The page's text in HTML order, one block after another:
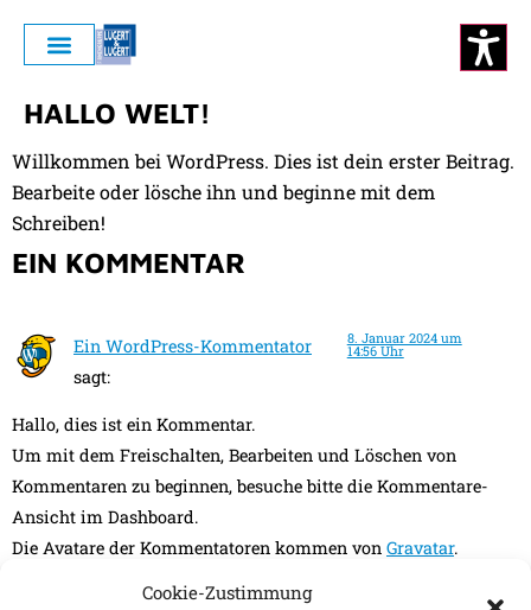
Cookie-Zustimmung
HALLO WELT!
Willkommen bei WordPress. Dies ist dein erster Beitrag.
Bearbeite oder lösche ihn und beginne mit dem
Schreiben!
EIN KOMMENTAR
Ein WordPress-Kommentator
sagt:
8. Januar 2024 um
14:56 Uhr
Hallo, dies ist ein Kommentar.
Um mit dem Freischalten, Bearbeiten und Löschen von
Kommentaren zu beginnen, besuche bitte die Kommentare-
Ansicht im Dashboard.
Die Avatare der Kommentatoren kommen von Gravatar.